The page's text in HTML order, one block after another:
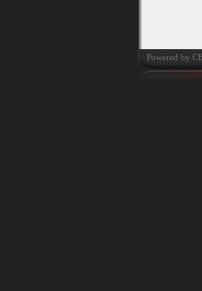
Powered by